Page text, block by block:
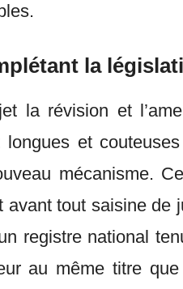
la
la révision et
et
mécanisme.
tout saisine
registre national
au même titre